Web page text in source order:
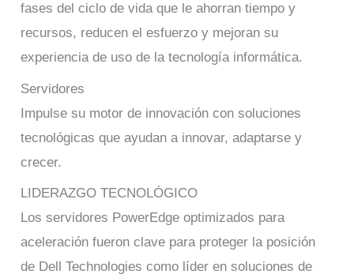
fases del ciclo de vida que le ahorran tiempo y
recursos, reducen el esfuerzo y mejoran su
experiencia de uso de la tecnología informática.
Servidores
Impulse su motor de innovación con soluciones
tecnológicas que ayudan a innovar, adaptarse y
crecer.
LIDERAZGO TECNOLÓGICO
Los servidores PowerEdge optimizados para
aceleración fueron clave para proteger la posición
de Dell Technologies como líder en soluciones de